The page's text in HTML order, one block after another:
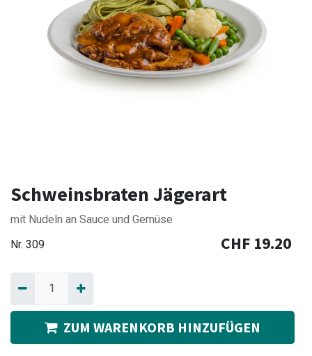
Schweinsbraten Jägerart
mit Nudeln an Sauce und Gemüse
Nr. 309 CHF 19.20
ZUM WARENKORB HINZUFÜGEN